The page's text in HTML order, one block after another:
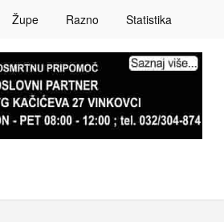
Župe Razno Statistika